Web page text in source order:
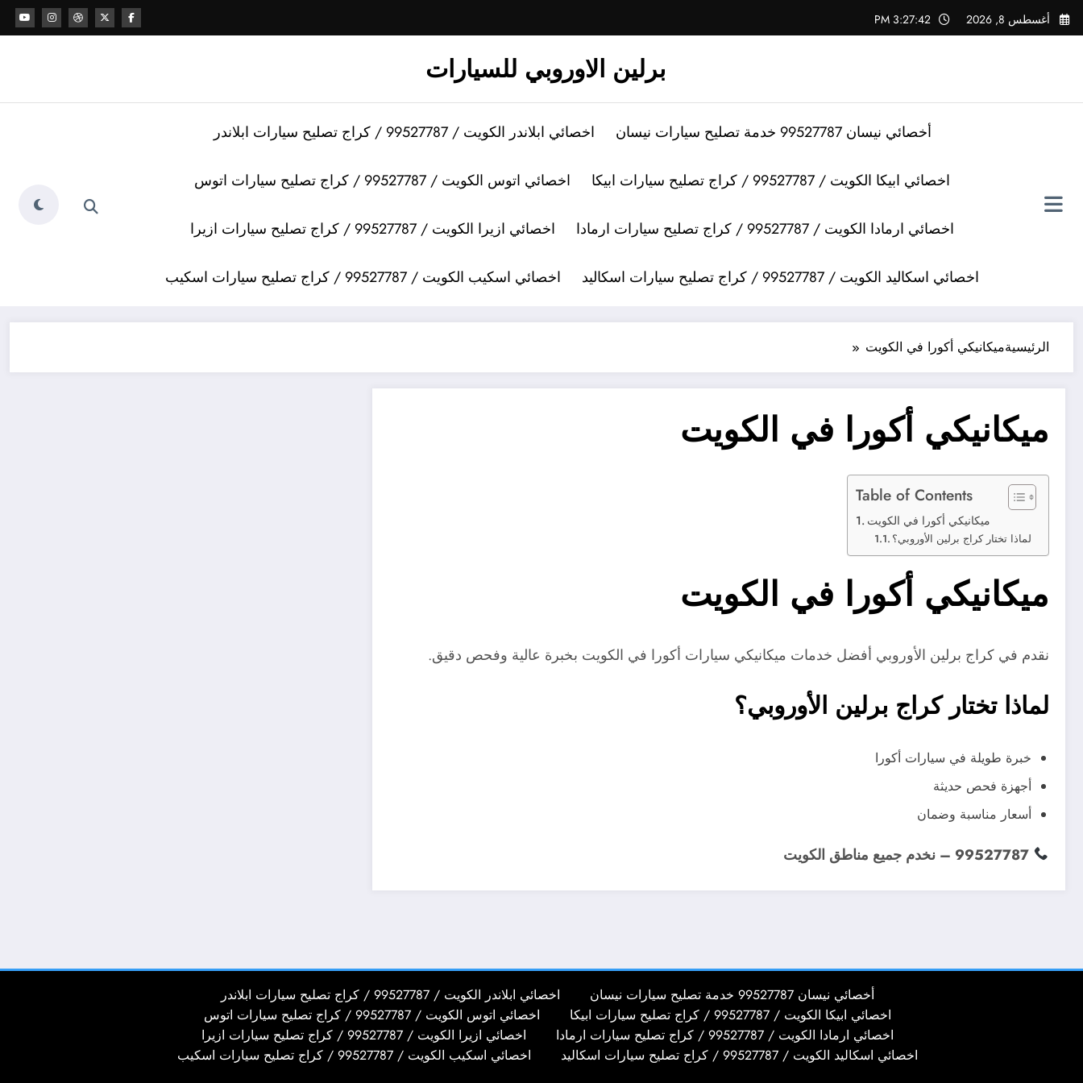
التجاوز
إلى
أغسطس 8, 2026 3:27:42 PM
برلين الاوروبي للسيارات
أخصائي نيسان 99527787 خدمة تصليح سيارات نيسان اخصائي ابلاندر الكويت / 99527787 / كراج تصليح سيارات ابلاندر
اخصائي ابيكا الكويت / 99527787 / كراج تصليح سيارات ابيكا اخصائي اتوس الكويت / 99527787 / كراج تصليح سيارات اتوس
اخصائي ارمادا الكويت / 99527787 / كراج تصليح سيارات ارمادا اخصائي ازيرا الكويت / 99527787 / كراج تصليح سيارات ازيرا
اخصائي اسكاليد الكويت / 99527787 / كراج تصليح سيارات اسكاليد اخصائي اسكيب الكويت / 99527787 / كراج تصليح سيارات اسكيب
الرئيسيةميكانيكي أكورا في الكويت
ميكانيكي أكورا في الكويت
Table of Contents
ميكانيكي أكورا في الكويت
لماذا تختار كراج برلين الأوروبي؟
ميكانيكي أكورا في الكويت
نقدم في كراج برلين الأوروبي أفضل خدمات ميكانيكي سيارات أكورا في الكويت بخبرة عالية وفحص دقيق.
لماذا تختار كراج برلين الأوروبي؟
خبرة طويلة في سيارات أكورا
أجهزة فحص حديثة
أسعار مناسبة وضمان
99527787 – نخدم جميع مناطق الكويت
أخصائي نيسان 99527787 خدمة تصليح سيارات نيسان
اخصائي ابلاندر الكويت / 99527787 / كراج تصليح سيارات ابلاندر
اخصائي ابيكا الكويت / 99527787 / كراج تصليح سيارات ابيكا
اخصائي اتوس الكويت / 99527787 / كراج تصليح سيارات اتوس
اخصائي ارمادا الكويت / 99527787 / كراج تصليح سيارات ارمادا
اخصائي ازيرا الكويت / 99527787 / كراج تصليح سيارات ازيرا
اخصائي اسكاليد الكويت / 99527787 / كراج تصليح سيارات اسكاليد
اخصائي اسكيب الكويت / 99527787 / كراج تصليح سيارات اسكيب